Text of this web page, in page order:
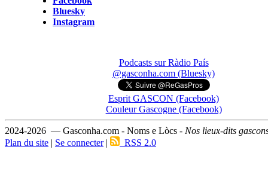
Bluesky
Instagram
Podcasts sur Ràdio País
@gasconha.com (Bluesky)
Esprit GASCON (Facebook)
Couleur Gascogne (Facebook)
2024-2026 — Gasconha.com - Noms e Lòcs - Nos lieux-dits
Plan du site | Se connecter| RSS 2.0